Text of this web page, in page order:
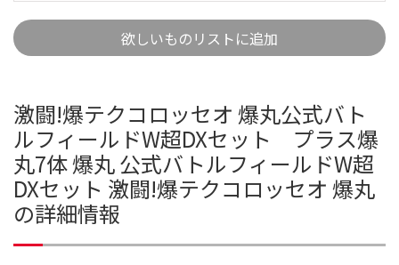
欲しいものリストに追加
激闘!爆テクコロッセオ 爆丸公式バト
ルフィールドW超DXセット プラス爆
丸7体 爆丸 公式バトルフィールドW超
DXセット 激闘!爆テクコロッセオ 爆丸
の詳細情報